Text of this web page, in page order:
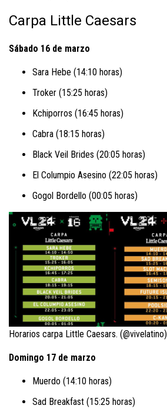
Carpa Little Caesars
Sábado 16 de marzo
Sara Hebe (14:10 horas)
Troker (15:25 horas)
Kchiporros (16:45 horas)
Cabra (18:15 horas)
Black Veil Brides (20:05 horas)
El Columpio Asesino (22:05 horas)
Gogol Bordello (00:05 horas)
Horarios carpa Little Caesars. (@vivelatino)
Domingo 17 de marzo
Muerdo (14:10 horas)
Sad Breakfast (15:25 horas)